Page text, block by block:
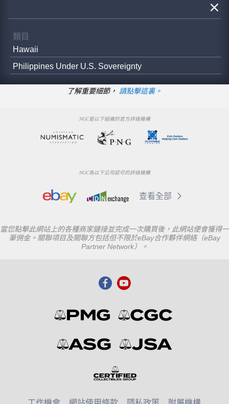
類目
Hawaii
Philippines Under U.S. Sovereignty
了解重要細節， 請點擊這裏。
NGC是以下組織的官方評級機構
NGC為以下公司認可的評級機購
查看全部
當您點擊此網站上的各種商家鏈接並完成一次購買後，此網站便會獲得一
筆佣金。關聯項目及關聯方包括但不限於eBay合作夥伴網絡（eBay
Partner Network）。